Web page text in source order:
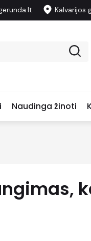
Kalvarijos
Naudinga žinoti